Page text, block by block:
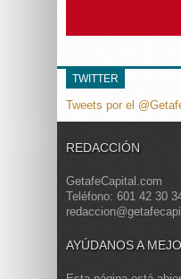
TWITTER
Tweets por el
REDACCIÓN
GetafeCapital.com
Teléfono: 601 42 30
AYÚDANOS A